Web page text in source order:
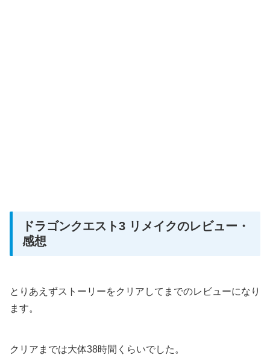
ドラゴンクエスト3 リメイクのレビュー・
感想
とりあえずストーリーをクリアしてまでのレビューになり
ます。
クリアまでは大体38時間くらいでした。